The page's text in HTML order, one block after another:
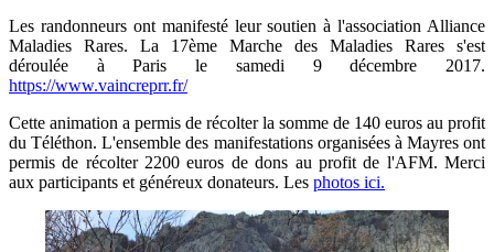
Les randonneurs ont manifesté leur soutien à l'association Alliance
Maladies Rares. La 17ème Marche des Maladies Rares s'est
déroulée à Paris le samedi 9 décembre 2017.
https://www.vaincreprr.fr/
Cette animation a permis de récolter la somme de 140 euros au profit
du Téléthon. L'ensemble des manifestations organisées à Mayres ont
permis de récolter 2200 euros de dons au profit de l'AFM. Merci
aux participants et généreux donateurs. Les photos ici.